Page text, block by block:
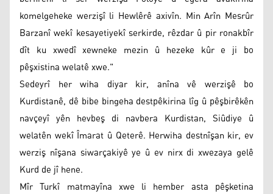
komelgeheke werzişî li Hewlêrê axivîn. Min Arîn Mesrûr
Barzanî wekî kesayetiyekî serkirde, rêzdar û pir ronakbîr
dît ku xwedî xewneke mezin û hezeke kûr e ji bo
pêşxistina welatê xwe."
Sedeyrî her wiha diyar kir, anîna vê werzişê bo
Kurdistanê, dê bibe bingeha destpêkirina lîg û pêşbirêkên
navçeyî yên hevbeş di navbera Kurdistan, Siûdiye û
welatên wekî Îmarat û Qeterê. Herwiha destnîşan kir, ev
werziş nîşana siwarçakiyê ye û ev nirx di xwezaya gelê
Kurd de jî hene.
Mîr Turkî matmayîna xwe li hember asta pêşketina